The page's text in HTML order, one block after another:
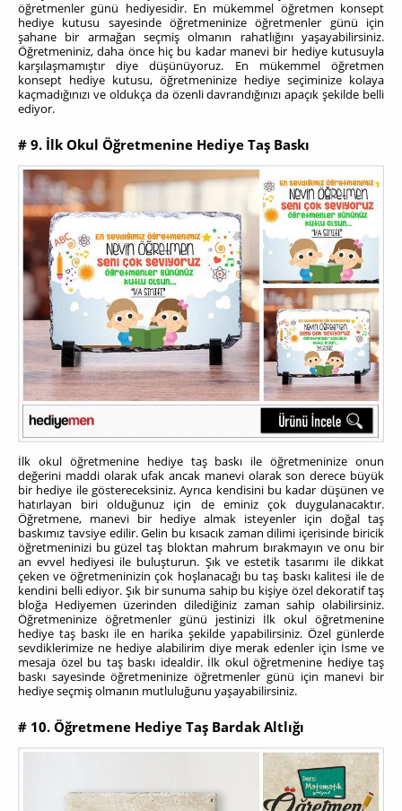
öğretmenler günü hediyesidir. En mükemmel öğretmen konsept
hediye kutusu sayesinde öğretmeninize öğretmenler günü için
şahane bir armağan seçmiş olmanın rahatlığını yaşayabilirsiniz.
Öğretmeniniz, daha önce hiç bu kadar manevi bir hediye kutusuyla
karşılaşmamıştır diye düşünüyoruz. En mükemmel öğretmen
konsept hediye kutusu, öğretmeninize hediye seçiminize kolaya
kaçmadığınızı ve oldukça da özenli davrandığınızı apaçık şekilde belli
ediyor.
# 9. İlk Okul Öğretmenine Hediye Taş Baskı
İlk okul öğretmenine hediye taş baskı ile öğretmeninize onun
değerini maddi olarak ufak ancak manevi olarak son derece büyük
bir hediye ile göstereceksiniz. Ayrıca kendisini bu kadar düşünen ve
hatırlayan biri olduğunuz için de eminiz çok duygulanacaktır.
Öğretmene, manevi bir hediye almak isteyenler için doğal taş
baskımız tavsiye edilir. Gelin bu kısacık zaman dilimi içerisinde biricik
öğretmeninizi bu güzel taş bloktan mahrum bırakmayın ve onu bir
an evvel hediyesi ile buluşturun. Şık ve estetik tasarımı ile dikkat
çeken ve öğretmeninizin çok hoşlanacağı bu taş baskı kalitesi ile de
kendini belli ediyor. Şık bir sunuma sahip bu kişiye özel dekoratif taş
bloğa Hediyemen üzerinden dilediğiniz zaman sahip olabilirsiniz.
Öğretmeninize öğretmenler günü jestinizi İlk okul öğretmenine
hediye taş baskı ile en harika şekilde yapabilirsiniz. Özel günlerde
sevdiklerimize ne hediye alabilirim diye merak edenler için İsme ve
mesaja özel bu taş baskı idealdir. İlk okul öğretmenine hediye taş
baskı sayesinde öğretmeninize öğretmenler günü için manevi bir
hediye seçmiş olmanın mutluluğunu yaşayabilirsiniz.
# 10. Öğretmene Hediye Taş Bardak Altlığı